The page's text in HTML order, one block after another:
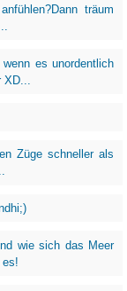
träum
es unordentlich
Züge schneller als
wie sich das Meer
es!